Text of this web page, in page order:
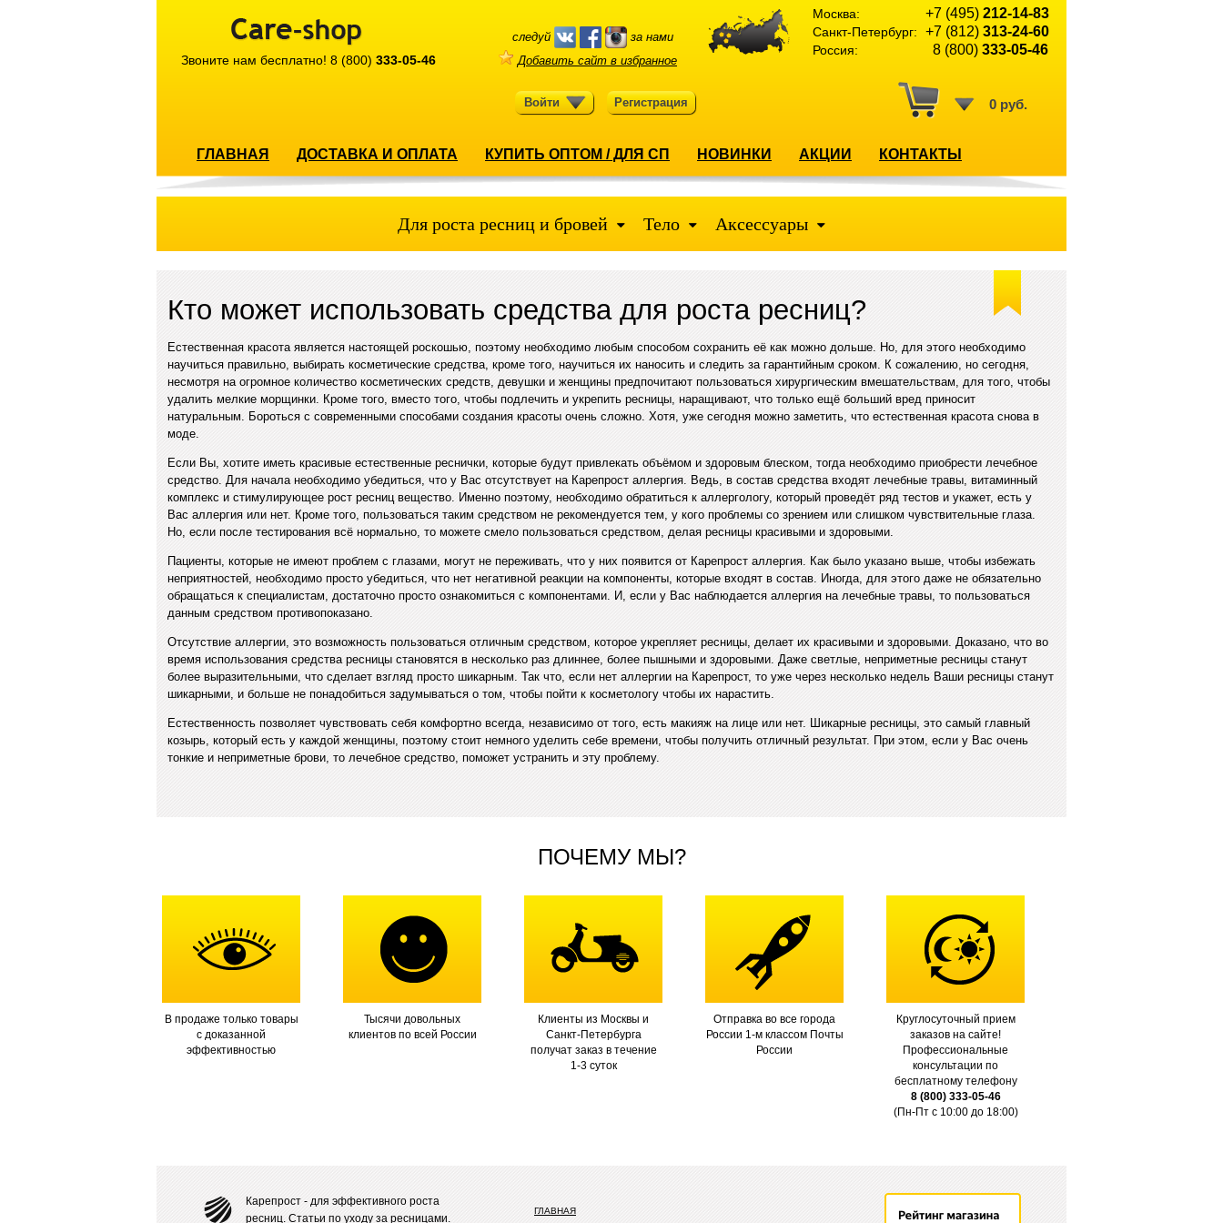
Звоните нам бесплатно! 8 (800) 333-05-46
следуй
за нами
Добавить сайт в избранное
Москва: +7 (495) 212-14-83
Санкт-Петербург: +7 (812) 313-24-60
Россия: 8 (800) 333-05-46
Войти Регистрация 0 руб.
ГЛАВНАЯ ДОСТАВКА И ОПЛАТА КУПИТЬ ОПТОМ / ДЛЯ СП НОВИНКИ АКЦИИ КОНТАКТЫ
Для роста ресниц и бровей Тело Аксессуары
Кто может использовать средства для роста ресниц?
Естественная красота является настоящей роскошью, поэтому необходимо любым способом сохранить её как можно дольше. Но, для этого необходимо
научиться правильно, выбирать косметические средства, кроме того, научиться их наносить и следить за гарантийным сроком. К сожалению, но сегодня,
несмотря на огромное количество косметических средств, девушки и женщины предпочитают пользоваться хирургическим вмешательствам, для того, чтобы
удалить мелкие морщинки. Кроме того, вместо того, чтобы подлечить и укрепить ресницы, наращивают, что только ещё больший вред приносит
натуральным. Бороться с современными способами создания красоты очень сложно. Хотя, уже сегодня можно заметить, что естественная красота снова в
моде.
Если Вы, хотите иметь красивые естественные реснички, которые будут привлекать объёмом и здоровым блеском, тогда необходимо приобрести лечебное
средство. Для начала необходимо убедиться, что у Вас отсутствует на Карепрост аллергия. Ведь, в состав средства входят лечебные травы, витаминный
комплекс и стимулирующее рост ресниц вещество. Именно поэтому, необходимо обратиться к аллергологу, который проведёт ряд тестов и укажет, есть у
Вас аллергия или нет. Кроме того, пользоваться таким средством не рекомендуется тем, у кого проблемы со зрением или слишком чувствительные глаза.
Но, если после тестирования всё нормально, то можете смело пользоваться средством, делая ресницы красивыми и здоровыми.
Пациенты, которые не имеют проблем с глазами, могут не переживать, что у них появится от Карепрост аллергия. Как было указано выше, чтобы избежать
неприятностей, необходимо просто убедиться, что нет негативной реакции на компоненты, которые входят в состав. Иногда, для этого даже не обязательно
обращаться к специалистам, достаточно просто ознакомиться с компонентами. И, если у Вас наблюдается аллергия на лечебные травы, то пользоваться
данным средством противопоказано.
Отсутствие аллергии, это возможность пользоваться отличным средством, которое укрепляет ресницы, делает их красивыми и здоровыми. Доказано, что во
время использования средства ресницы становятся в несколько раз длиннее, более пышными и здоровыми. Даже светлые, неприметные ресницы станут
более выразительными, что сделает взгляд просто шикарным. Так что, если нет аллергии на Карепрост, то уже через несколько недель Ваши ресницы станут
шикарными, и больше не понадобиться задумываться о том, чтобы пойти к косметологу чтобы их нарастить.
Естественность позволяет чувствовать себя комфортно всегда, независимо от того, есть макияж на лице или нет. Шикарные ресницы, это самый главный
козырь, который есть у каждой женщины, поэтому стоит немного уделить себе времени, чтобы получить отличный результат. При этом, если у Вас очень
тонкие и неприметные брови, то лечебное средство, поможет устранить и эту проблему.
ПОЧЕМУ МЫ?
В продаже только товары
с доказанной
эффективностью
Тысячи довольных
клиентов по всей России
Клиенты из Москвы и
Санкт-Петербурга
получат заказ в течение
1-3 суток
Отправка во все города
России 1-м классом Почты
России
Круглосуточный прием
заказов на сайте!
Профессиональные
консультации по
бесплатному телефону
8 (800) 333-05-46
(Пн-Пт с 10:00 до 18:00)
Карепрост - для эффективного роста
ресниц. Статьи по уходу за ресницами.
ГЛАВНАЯ